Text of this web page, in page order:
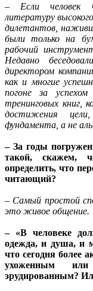
– Если человек
литературу
дилетантов,
были только на
рабочий
Недавно
директором
как и многие
погоне за
тренинговых книг,
достижения
фундамента, а не
– За годы
такой, скажем,
определить, что
читающий?
– Самый простой
это живое общение.
– «В человеке
одежда, и душа, и
что сегодня более
ухоженным
эрудированным?